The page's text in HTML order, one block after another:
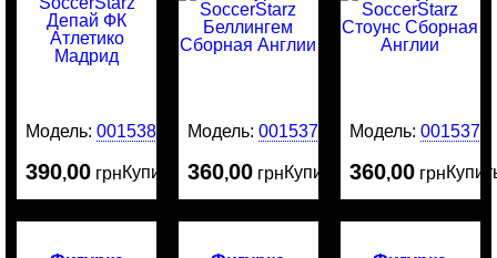
Модель:0015380
390,00 грнКупить
Модель:0015379
360,00 грнКупить
Модель: 0015376
360,00 грн